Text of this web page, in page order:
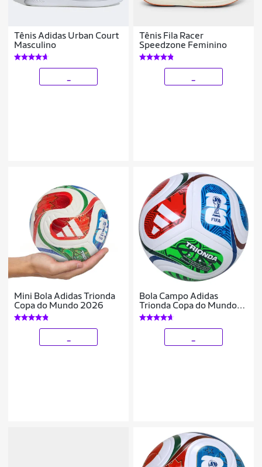
Tênis Adidas Urban Court
Masculino
Tênis Fila Racer
Speedzone Feminino
Mini Bola Adidas Trionda
Copa do Mundo 2026
Bola Campo Adidas
Trionda Copa do Mundo
2026 Training